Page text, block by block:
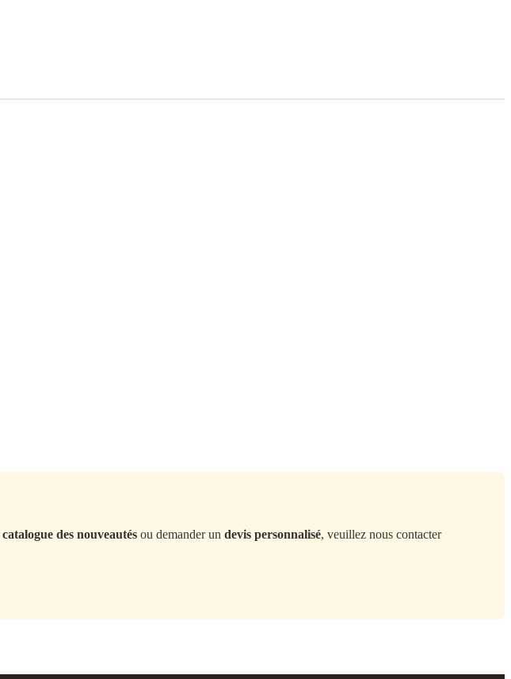
catalogue des nouveautés ou demander un devis personnalisé, veuillez nous contacter